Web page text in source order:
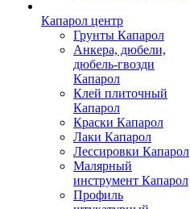
Капарол центр
Грунты Капарол
Анкера, дюбели,
дюбель-гвозди
Капарол
Клей плиточный
Капарол
Краски Капарол
Лаки Капарол
Лессировки Капарол
Малярный
инструмент Капарол
Профиль